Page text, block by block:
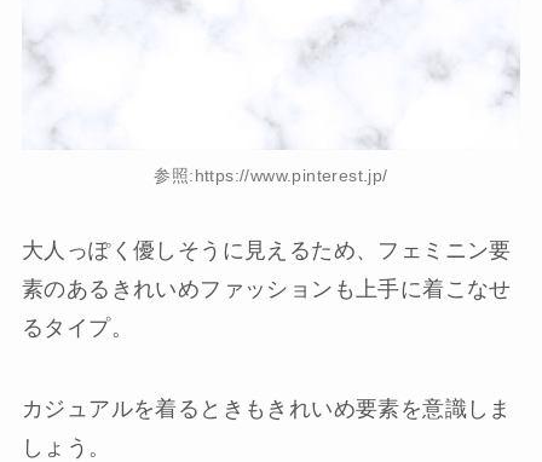
参照:https://www.pinterest.jp/
大人っぽく優しそうに見えるため、フェミニン要
素のあるきれいめファッションも上手に着こなせ
るタイプ。
カジュアルを着るときもきれいめ要素を意識しま
しょう。